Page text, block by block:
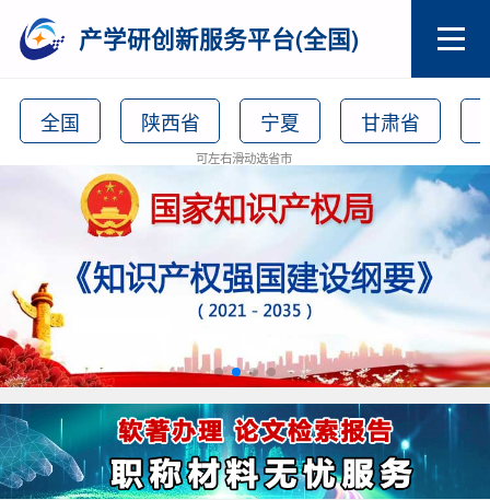
产学研创新服务平台(全国)
全国 陕西省 宁夏 甘肃省
可左右滑动选省市